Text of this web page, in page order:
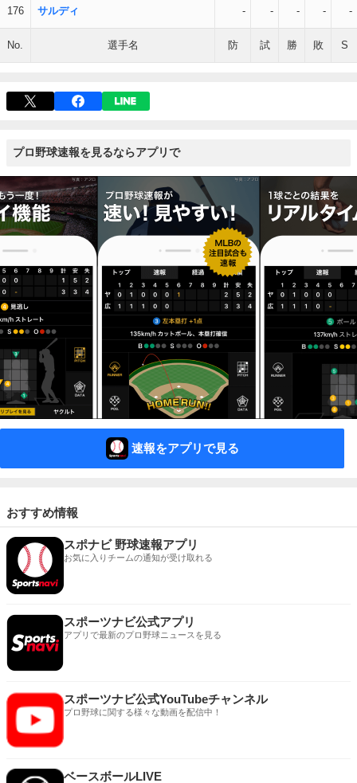
176 サルディ - - - - -
No. 選手名 防 試 勝 敗 S
プロ野球速報を見るならアプリで
速報をアプリで見る
おすすめ情報
スポナビ 野球速報アプリ
お気に入りチームの通知が受け取れる
スポーツナビ公式アプリ
アプリで最新のプロ野球ニュースを見る
スポーツナビ公式YouTubeチャンネル
プロ野球に関する様々な動画を配信中！
ベースボールLIVE